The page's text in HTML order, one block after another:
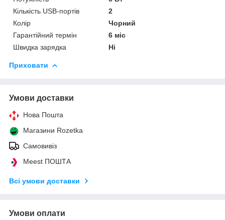
Кількість USB-портів
2
Колір
Чорний
Гарантійний термін
6 міс
Швидка зарядка
Ні
Приховати
Умови доставки
Нова Пошта
Магазини Rozetka
Самовивіз
Meest ПОШТА
Всі умови доставки
Умови оплати